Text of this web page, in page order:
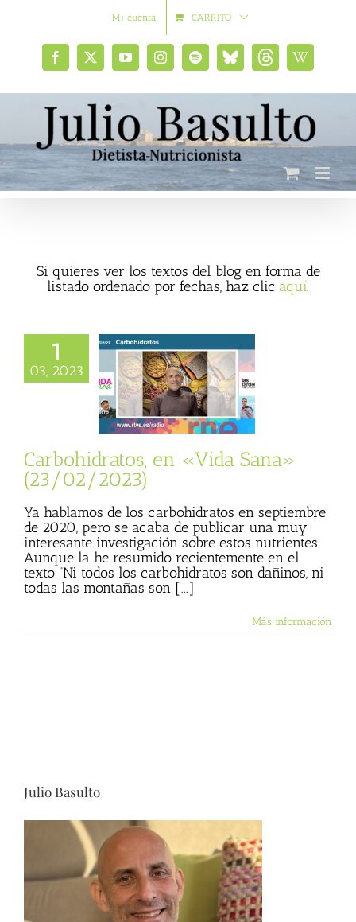
Mi cuenta CARRITO
Facebook
X YouTubeInstagramSpotifyBluesky
social
ThreadsWikipedia
Si quieres ver los textos del blog en forma de
listado ordenado por fechas, haz clic aquí.
1
03, 2023
en «Vida
(23/02/2023)
Carbohidratos, en «Vida Sana»
(23/02/2023)
Ya hablamos de los carbohidratos en septiembre
de 2020, pero se acaba de publicar una muy
interesante investigación sobre estos nutrientes.
Aunque la he resumido recientemente en el
texto “Ni todos los carbohidratos son dañinos, ni
todas las montañas son [...]
Más información
Julio Basulto